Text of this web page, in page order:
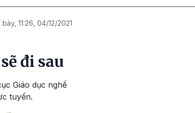
11:26, 04/12/2021
đi sau
Giáo dục nghề
tuyến.